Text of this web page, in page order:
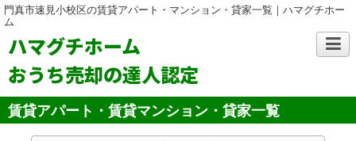
門真市速見小校区の賃貸アパート・マンション・貸家一覧｜ハマグチホー
ム
ハマグチホーム
おうち売却の達人認定
賃貸アパート・賃貸マンション・貸家一覧